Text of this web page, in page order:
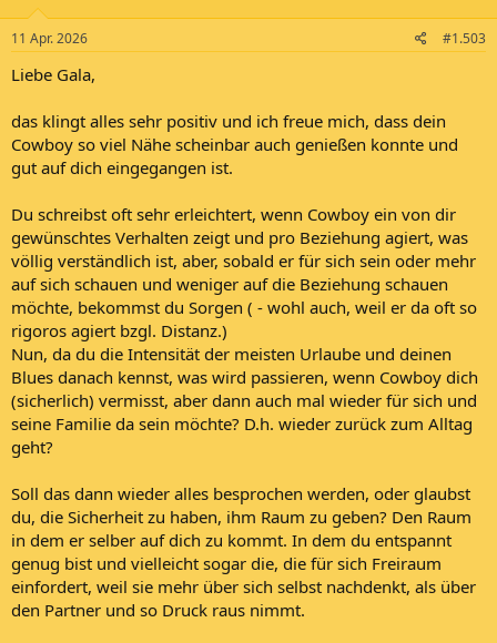
11 Apr. 2026 #1.503
Liebe Gala,
das klingt alles sehr positiv und ich freue mich, dass dein
Cowboy so viel Nähe scheinbar auch genießen konnte und
gut auf dich eingegangen ist.
Du schreibst oft sehr erleichtert, wenn Cowboy ein von dir
gewünschtes Verhalten zeigt und pro Beziehung agiert, was
völlig verständlich ist, aber, sobald er für sich sein oder mehr
auf sich schauen und weniger auf die Beziehung schauen
möchte, bekommst du Sorgen ( - wohl auch, weil er da oft so
rigoros agiert bzgl. Distanz.)
Nun, da du die Intensität der meisten Urlaube und deinen
Blues danach kennst, was wird passieren, wenn Cowboy dich
(sicherlich) vermisst, aber dann auch mal wieder für sich und
seine Familie da sein möchte? D.h. wieder zurück zum Alltag
geht?
Soll das dann wieder alles besprochen werden, oder glaubst
du, die Sicherheit zu haben, ihm Raum zu geben? Den Raum
in dem er selber auf dich zu kommt. In dem du entspannt
genug bist und vielleicht sogar die, die für sich Freiraum
einfordert, weil sie mehr über sich selbst nachdenkt, als über
den Partner und so Druck raus nimmt.